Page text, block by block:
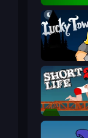
Lucky Tower
Short Life 2